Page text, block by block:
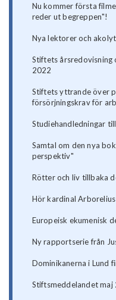
Nu kommer första
reder ut begreppen"!
Nya lektorer och
Stiftets årsredovisning
2022
Stiftets yttrande över
försörjningskrav för
Studiehandledningar
Samtal om den nya
perspektiv"
Rötter och liv tillbaka
Hör kardinal
Europeisk ekumenisk
Ny rapportserie från
Dominikanerna i Lund
Stiftsmeddelandet maj